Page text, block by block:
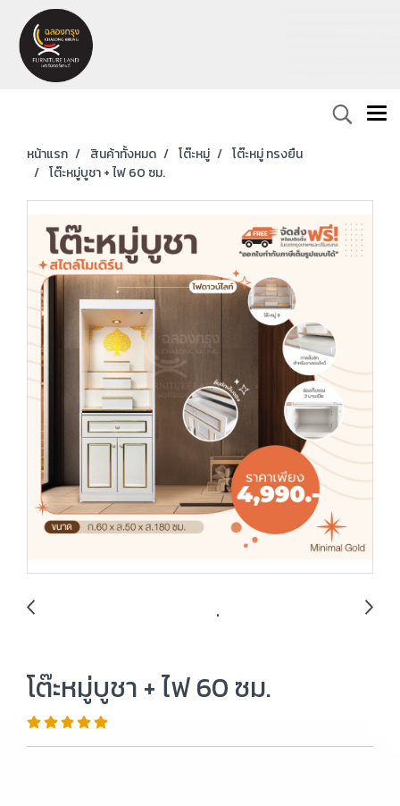
หน้าแรก สินค้าทั้งหมด โต๊ะหมู่
โต๊ะหมู่ ทรงยืน
โต๊ะหมู่บูชา + ไฟ 60 ซม.
โต๊ะหมู่บูชา + ไฟ 60 ซม.